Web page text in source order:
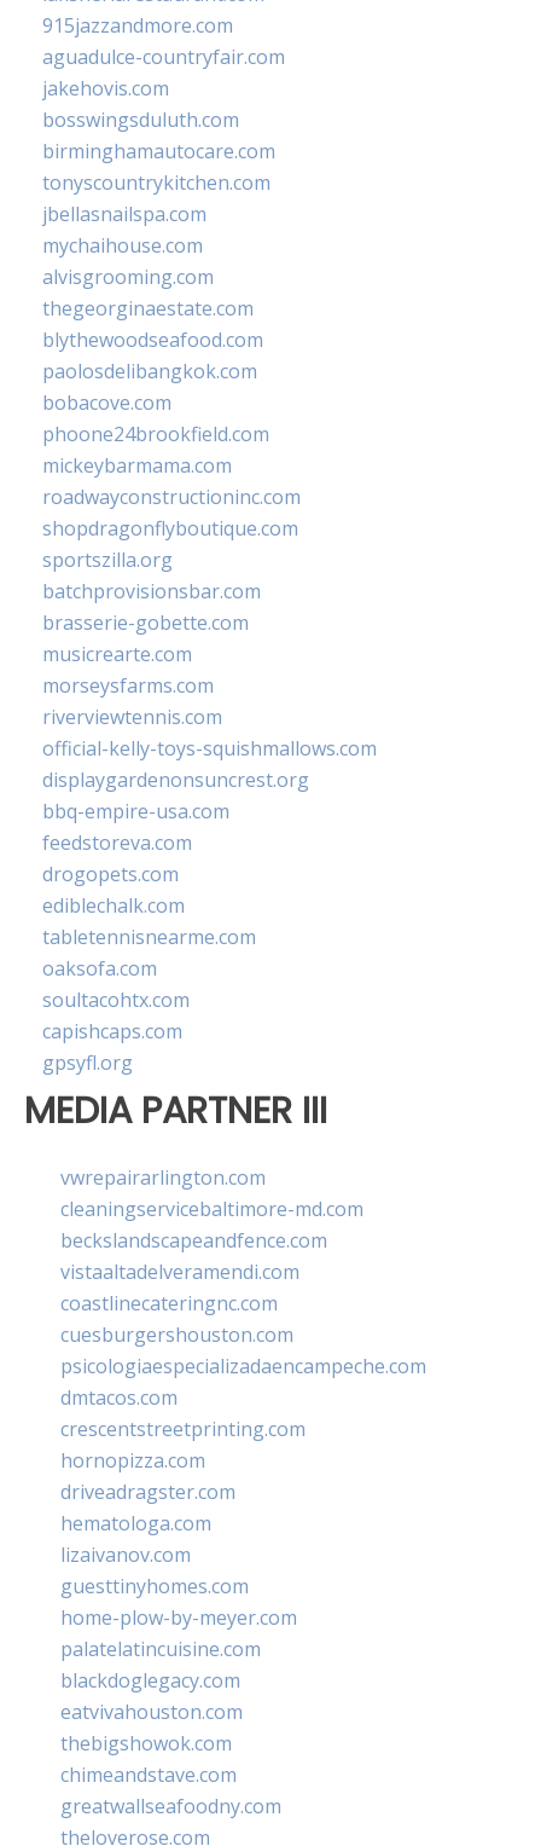
915jazzandmore.com
aguadulce-countryfair.com
jakehovis.com
bosswingsduluth.com
birminghamautocare.com
tonyscountrykitchen.com
jbellasnailspa.com
mychaihouse.com
alvisgrooming.com
thegeorginaestate.com
blythewoodseafood.com
paolosdelibangkok.com
bobacove.com
phoone24brookfield.com
mickeybarmama.com
roadwayconstructioninc.com
shopdragonflyboutique.com
sportszilla.org
batchprovisionsbar.com
brasserie-gobette.com
musicrearte.com
morseysfarms.com
riverviewtennis.com
official-kelly-toys-squishmallows.com
displaygardenonsuncrest.org
bbq-empire-usa.com
feedstoreva.com
drogopets.com
ediblechalk.com
tabletennisnearme.com
oaksofa.com
soultacohtx.com
capishcaps.com
gpsyfl.org
MEDIA PARTNER III
vwrepairarlington.com
cleaningservicebaltimore-md.com
beckslandscapeandfence.com
vistaaltadelveramendi.com
coastlinecateringnc.com
cuesburgershouston.com
psicologiaespecializadaencampeche.com
dmtacos.com
crescentstreetprinting.com
hornopizza.com
driveadragster.com
hematologa.com
lizaivanov.com
guesttinyhomes.com
home-plow-by-meyer.com
palatelatincuisine.com
blackdoglegacy.com
eatvivahouston.com
thebigshowok.com
chimeandstave.com
greatwallseafoodny.com
theloverose.com